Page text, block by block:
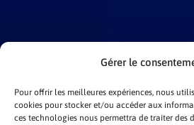
Gérer le
Pour offrir les meilleures expériences, nous
cookies pour stocker et/ou accéder aux
ces technologies nous permettra de traiter des